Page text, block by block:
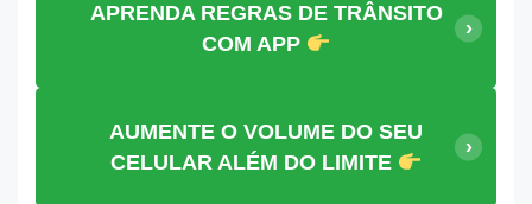
APRENDA REGRAS DE TRÂNSITO
COM APP
AUMENTE O VOLUME DO SEU
CELULAR ALÉM DO LIMITE